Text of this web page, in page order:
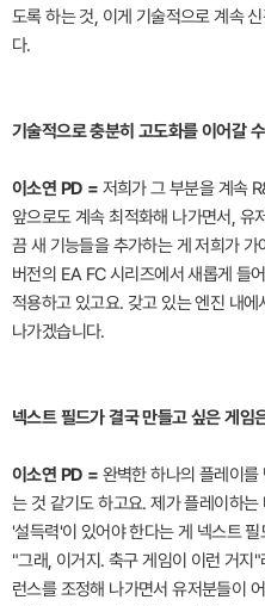
도록 하는 것, 이게 기술적으로 계속
다.
기술적으로 충분히 고도화를 이어갈
이소연 PD = 저희가 그 부분을 계속
앞으로도 계속 최적화해 나가면서, 유
끔 새 기능들을 추가하는 게 저희가
버전의 EA FC 시리즈에서 새롭게 들
적용하고 있고요. 갖고 있는 엔진 내
나가겠습니다.
넥스트 필드가 결국 만들고 싶은 게임
이소연 PD = 완벽한 하나의 플레이
는 것 같기도 하고요. 제가 플레이하
'설득력'이 있어야 한다는 게 넥스트
"그래, 이거지. 축구 게임이 이런 거지
런스를 조정해 나가면서 유저분들이